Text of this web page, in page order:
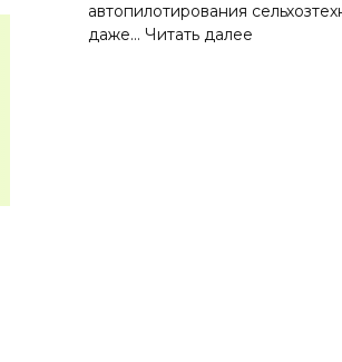
автопилотирования
даже… Читать далее